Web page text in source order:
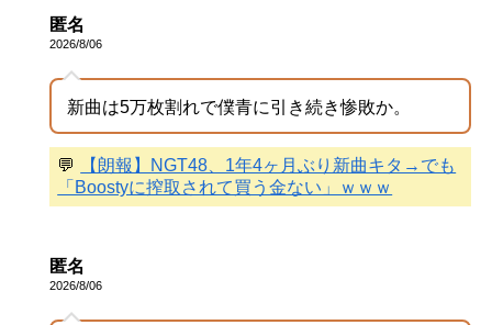
匿名
2026/8/06
新曲は5万枚割れで僕青に引き続き惨敗か。
💬
【朗報】NGT48、1年4ヶ月ぶり新曲キタ→でも
「Boostyに搾取されて買う金ない」ｗｗｗ
匿名
2026/8/06